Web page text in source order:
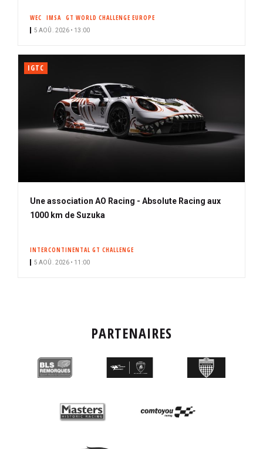
WEC IMSA GT WORLD CHALLENGE EUROPE
5 AOÛ. 2026 • 13:00
IGTC
Une association AO Racing - Absolute Racing aux
1000 km de Suzuka
INTERCONTINENTAL GT CHALLENGE
5 AOÛ. 2026 • 11:00
PARTENAIRES